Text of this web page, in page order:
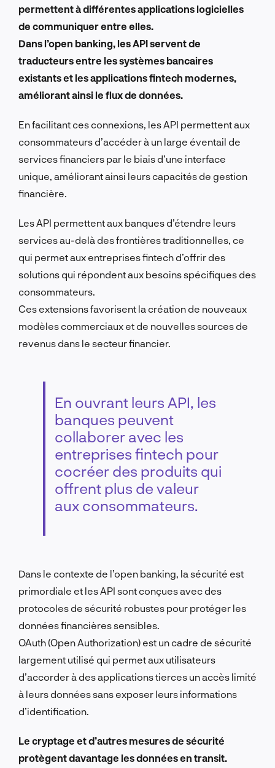
permettent à différentes applications logicielles
de communiquer entre elles.
Dans l’open banking, les API servent de
traducteurs entre les systèmes bancaires
existants et les applications fintech modernes,
améliorant ainsi le flux de données.
En facilitant ces connexions, les API permettent aux
consommateurs d’accéder à un large éventail de
services financiers par le biais d’une interface
unique, améliorant ainsi leurs capacités de gestion
financière.
Les API permettent aux banques d’étendre leurs
services au-delà des frontières traditionnelles, ce
qui permet aux entreprises fintech d’offrir des
solutions qui répondent aux besoins spécifiques des
consommateurs.
Ces extensions favorisent la création de nouveaux
modèles commerciaux et de nouvelles sources de
revenus dans le secteur financier.
En ouvrant leurs API, les
banques peuvent
collaborer avec les
entreprises fintech pour
cocréer des produits qui
offrent plus de valeur
aux consommateurs.
Dans le contexte de l’open banking, la sécurité est
primordiale et les API sont conçues avec des
protocoles de sécurité robustes pour protéger les
données financières sensibles.
OAuth (Open Authorization) est un cadre de sécurité
largement utilisé qui permet aux utilisateurs
d’accorder à des applications tierces un accès limité
à leurs données sans exposer leurs informations
d’identification.
Le cryptage et d’autres mesures de sécurité
protègent davantage les données en transit.